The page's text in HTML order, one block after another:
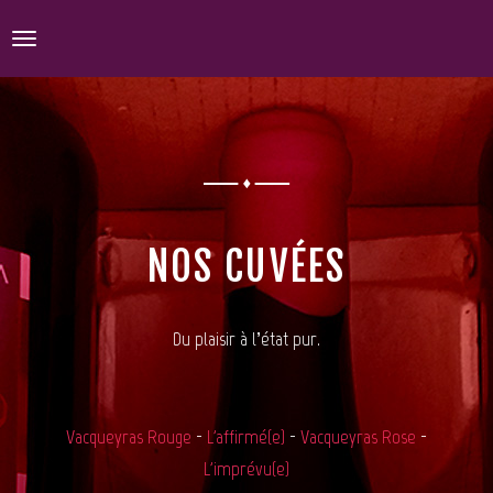
ACCUEIL
DÉCOUVREZ-MOI !
PORTRAIT
LE DOMAINE
Toggle
navigation
NOS CUVÉES
Du plaisir à l’état pur.
Vacqueyras Rouge - L'affirmé(e) - Vacqueyras Rose -
L'imprévu(e)